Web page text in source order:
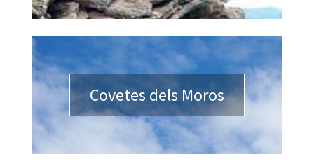
Covetes dels Moros